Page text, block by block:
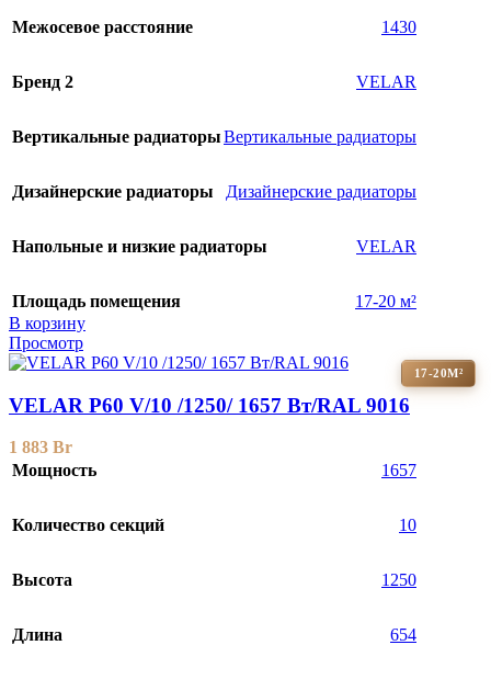
Межосевое расстояние 1430
Бренд 2 VELAR
Вертикальные радиаторыВертикальные радиаторы
Дизайнерские радиаторы Дизайнерские радиаторы
Напольные и низкие радиаторы VELAR
Площадь помещения
17-20 м²
В корзину
Просмотр
17-20М²
VELAR P60 V/10 /1250/ 1657 Bт/RAL 9016
1 883 Br
Мощность
1657
Количество секций 10
Высота 1250
Длина 654